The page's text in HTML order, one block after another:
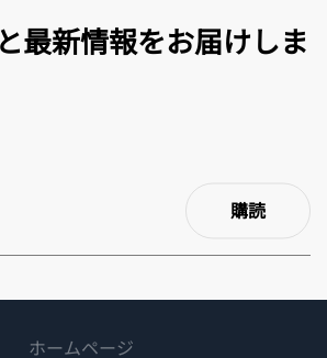
最新情報をお届けしま
購読
ホームページ